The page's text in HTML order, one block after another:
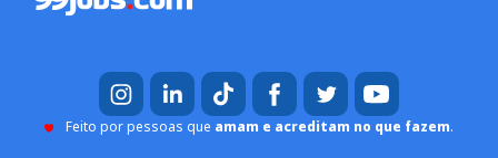
Feito por pessoas que amam e acreditam no que fazem.